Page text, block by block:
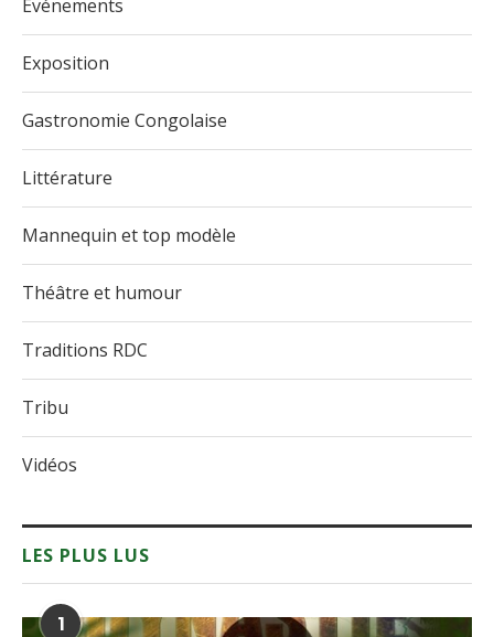
Evénements
Exposition
Gastronomie Congolaise
Littérature
Mannequin et top modèle
Théâtre et humour
Traditions RDC
Tribu
Vidéos
LES PLUS LUS
1